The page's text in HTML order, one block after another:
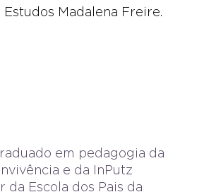
Madalena Freire.
em pedagogia da
e da InPutz
Escola dos Pais da